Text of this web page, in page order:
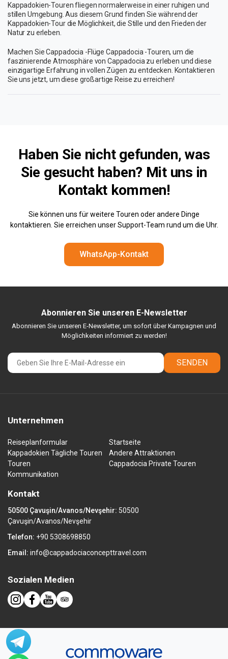
Kappadokien-Touren fliegen normalerweise in einer ruhigen und
stillen Umgebung. Aus diesem Grund finden Sie während der
Kappadokien-Tour die Möglichkeit, die Stille und den Frieden der
Natur zu erleben.
Machen Sie Cappadocia -Flüge Cappadocia -Touren, um die
faszinierende Atmosphäre von Cappadocia zu erleben und diese
einzigartige Erfahrung in vollen Zügen zu entdecken. Kontaktieren
Sie uns jetzt, um diese großartige Reise zu erreichen!
Haben Sie nicht gefunden, was
Sie gesucht haben? Mit uns in
Kontakt kommen!
Sie können uns für weitere Touren oder andere Dinge
kontaktieren. Sie erreichen unser Support-Team rund um die Uhr.
WhatsApp-Kontakt
Abonnieren Sie unseren E-Newsletter
Abonnieren Sie unseren E-Newsletter, um sofort über Kampagnen und
Möglichkeiten informiert zu werden!
SENDEN
Unternehmen
Reiseplanformular
Startseite
Kappadokien Tägliche Touren
Andere Attraktionen
Touren
Cappadocia Private Touren
Kommunikation
Kontakt
50500 Çavuşin/Avanos/Nevşehir: 50500
Çavuşin/Avanos/Nevşehir
Telefon: +90 5308698850
Email: info@cappadociaconcepttravel.com
Sozialen Medien